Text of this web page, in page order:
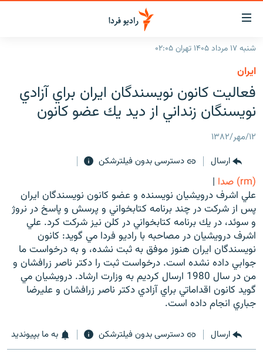
لینک‌های
قابلیت
دسترسی
بازگشت
اصلی
رفتن
صفحه
جستجو
ایران
جهان
برنامه‌های رادیویی
فرکانس‌ها
پادکست
چندرسانه‌ای
گزارش‌های تصویری
گزارش‌های ویدئویی
زنان فردا
English
به ما بپیوندید
زبان‌های دیگر
شنبه ۱۷ مرداد ۱۴۰۵ تهران ۰۲:۰۵
ايران
فعاليت كانون نويسندگان ايران براي آزادي
نويسنگان زنداني از ديد يك عضو كانون
۱۲/مهر/۱۳۸۲
ارسال
دسترسی بدون فیلترشکن
(rm) صدا
|
علي اشرف درويشيان نويسنده و عضو كانون نويسندگان ايران
پس از شركت در چند برنامه كتابخواني و پرسش و پاسخ در نروژ
و سوئد، در يك برنامه كتابخواني در كلن نيز شركت كرد. علي
اشرف درويشيان در مصاحبه با راديو فردا مي گويد: كانون
نويسندگان ايران هنوز موفق به ثبت نشده، و به درخواست ما
جوابي داده نشده است. درخواست ثبت را دكتر ناصر زرافشان و
من در سال 1980 ارسال كرديم به وزارت ارشاد. درويشيان مي
گويد كانون اقداماتي براي آزادي دكتر ناصر زرافشان و عليرضا
جباري انجام داده است.
ارسال دسترسی بدون فیلترشکن به ما بپیوندید